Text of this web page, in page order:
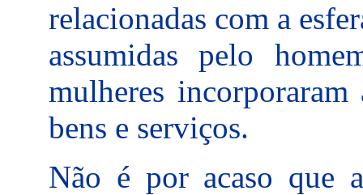
relacionadas com a
assumidas pelo
mulheres
bens e serviços.
Não é por acaso que